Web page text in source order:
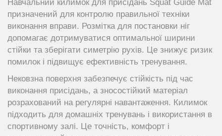
Навчальний килимок для присідань Squat Guide Mat
призначений для контролю правильної техніки
виконання вправи. Розмітка для постановки ніг
допомагає дотримуватися оптимальної ширини
стійки та зберігати симетрію рухів. Це знижує ризик
помилок і підвищує ефективність тренування.
Нековзна поверхня забезпечує стійкість під час
виконання присідань, а зносостійкий матеріал
розрахований на регулярні навантаження. Килимок
підходить для домашніх тренувань і використання в
спортивному залі. Це точність, комфорт і